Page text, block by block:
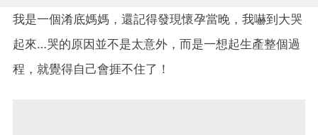
我是一個淆底媽媽，還記得發現懷孕當晚，我嚇到大哭
起來…哭的原因並不是太意外，而是一想起生產整個過
程，就覺得自己會捱不住了！